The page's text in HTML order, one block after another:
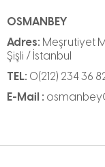
OSMANBEY
Adres: Meşrutiyet
Şişli / İstanbul
TEL: 0(212) 234 36
E-Mail :